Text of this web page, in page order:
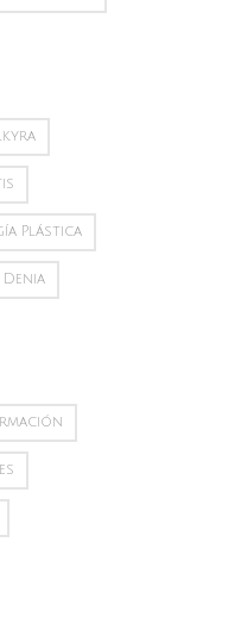
Plástica
Denia